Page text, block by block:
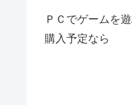
ＰＣでゲームを
購入予定なら